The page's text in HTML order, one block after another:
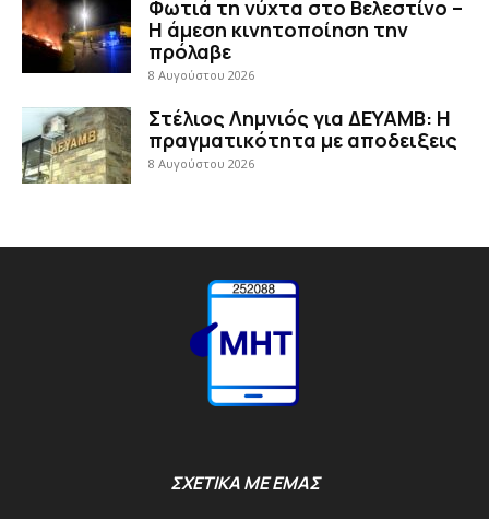
Φωτιά τη νύχτα στο Βελεστίνο –
Η άμεση κινητοποίηση την
πρόλαβε
8 Αυγούστου 2026
Στέλιος Λημνιός για ΔΕΥΑΜΒ: Η
πραγματικότητα με αποδειξεις
8 Αυγούστου 2026
ΣΧΕΤΙΚΑ ΜΕ ΕΜΑΣ